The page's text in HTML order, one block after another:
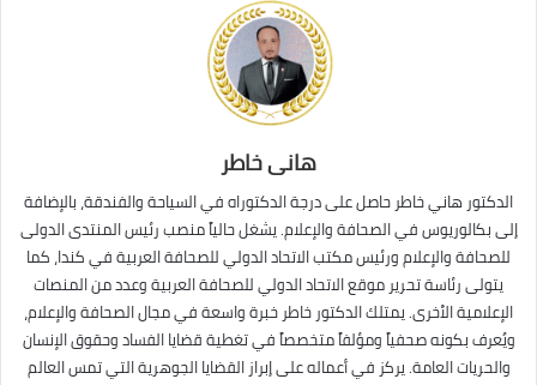
هانى خاطر
الدكتور هاني خاطر حاصل على درجة الدكتوراه في السياحة والفندقة، بالإضافة
إلى بكالوريوس في الصحافة والإعلام. يشغل حالياً منصب رئيس المنتدى الدولى
للصحافة والإعلام ورئيس مكتب الاتحاد الدولي للصحافة العربية في كندا، كما
يتولى رئاسة تحرير موقع الاتحاد الدولي للصحافة العربية وعدد من المنصات
الإعلامية الأخرى. يمتلك الدكتور خاطر خبرة واسعة في مجال الصحافة والإعلام،
ويُعرف بكونه صحفياً ومؤلفاً متخصصاً في تغطية قضايا الفساد وحقوق الإنسان
والحريات العامة. يركز في أعماله على إبراز القضايا الجوهرية التي تمس العالم